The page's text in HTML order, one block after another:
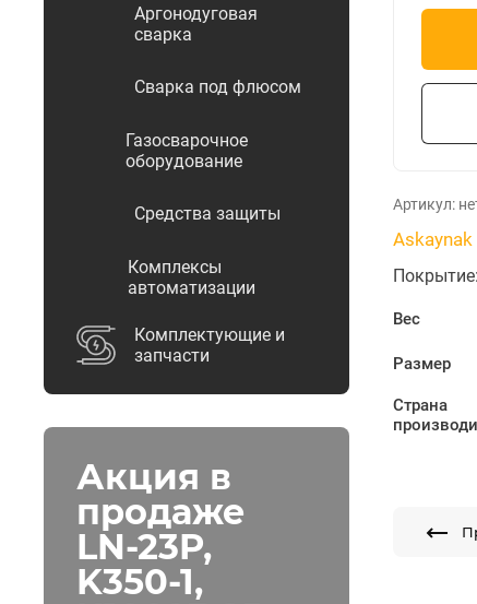
Аргонодуговая
сварка
Сварка под флюсом
Газосварочное
оборудование
Средства защиты
Комплексы
автоматизации
Комплектующие и
запчасти
Акция в
продаже
LN-23P,
K350-1,
Артикул:
Askaynak
Вес
Размер
Страна